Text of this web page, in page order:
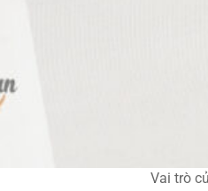
Vai trò